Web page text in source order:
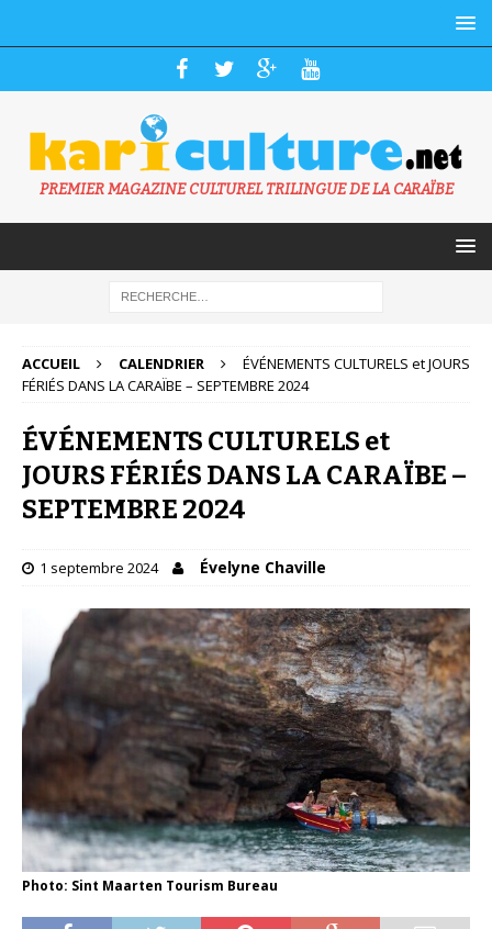
PREMIER MAGAZINE CULTUREL TRILINGUE DE LA CARAÏBE
ACCUEIL CALENDRIER
ÉVÉNEMENTS CULTURELS et JOURS
FÉRIÉS DANS LA CARAÏBE – SEPTEMBRE 2024
ÉVÉNEMENTS CULTURELS et
JOURS FÉRIÉS DANS LA CARAÏBE –
SEPTEMBRE 2024
1 septembre 2024 Évelyne Chaville
Photo: Sint Maarten Tourism Bureau